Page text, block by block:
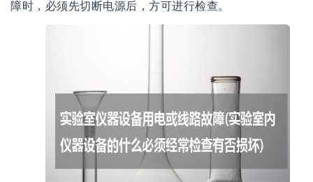
障时，必须先切断电源后，方可进行检查。